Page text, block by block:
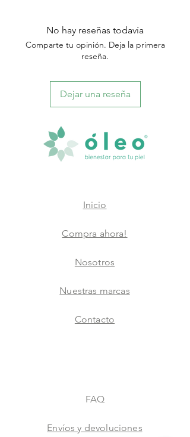
No hay reseñas todavía
Comparte tu opinión. Deja la primera
reseña.
Dejar una reseña
Inicio
Compra ahora!
Nosotros
Nuestras marcas
Contacto
FAQ
Envíos y devoluciones